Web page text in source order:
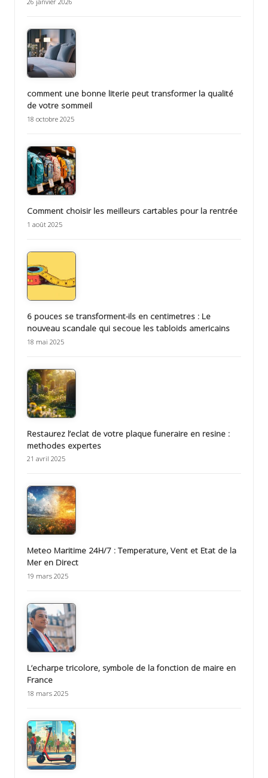
comment une bonne literie peut transformer la qualité
de votre sommeil
18 octobre 2025
Comment choisir les meilleurs cartables pour la rentrée
1 août 2025
6 pouces se transforment-ils en centimetres : Le
nouveau scandale qui secoue les tabloids americains
18 mai 2025
Restaurez l’eclat de votre plaque funeraire en resine :
methodes expertes
21 avril 2025
Meteo Maritime 24H/7 : Temperature, Vent et Etat de la
Mer en Direct
19 mars 2025
L’echarpe tricolore, symbole de la fonction de maire en
France
18 mars 2025